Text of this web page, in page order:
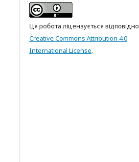
Ця робота ліцензується
Creative Commons Attribution 4.0
International License.